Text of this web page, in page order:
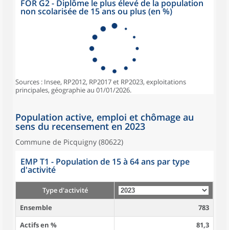
FOR G2 - Diplôme le plus élevé de la population
non scolarisée de 15 ans ou plus (en %)
Sources : Insee, RP2012, RP2017 et RP2023, exploitations
principales, géographie au 01/01/2026.
Population active, emploi et chômage au
sens du recensement en 2023
Commune de Picquigny (80622)
EMP T1 - Population de 15 à 64 ans par type
d'activité
Type d'activité
Ensemble
783
Actifs en %
81,3